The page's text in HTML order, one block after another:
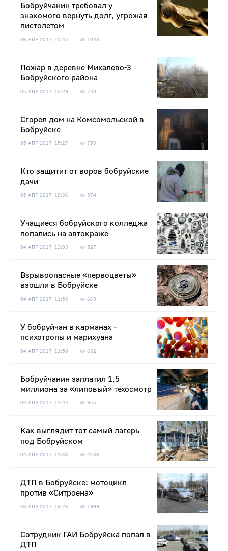
Бобруйчанин требовал у
знакомого вернуть долг, угрожая
пистолетом
06 АПР 2017, 10:45 1048
Пожар в деревне Михалево-3
Бобруйского района
05 АПР 2017, 15:29 740
Сгорел дом на Комсомольской в
Бобруйске
05 АПР 2017, 15:27 759
Кто защитит от воров бобруйские
дачи
05 АПР 2017, 10:36 974
Учащиеся бобруйского колледжа
попались на автокраже
04 АПР 2017, 12:03 527
Взрывоопасные «первоцветы»
взошли в Бобруйске
04 АПР 2017, 11:58 669
У бобруйчан в карманах –
психотропы и марихуана
04 АПР 2017, 11:50 632
Бобруйчанин заплатил 1,5
миллиона за «липовый» техосмотр
04 АПР 2017, 11:44 955
Как выглядит тот самый лагерь
под Бобруйском
04 АПР 2017, 11:33 4186
ДТП в Бобруйске: мотоцикл
против «Ситроена»
03 АПР 2017, 19:23 1999
Сотрудник ГАИ Бобруйска попал в
ДТП